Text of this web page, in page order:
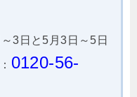
3日と5月3日～5日
0120-56-